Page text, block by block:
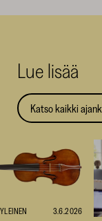
Lue lisää
Katso kaikki
YLEINEN 3.6.2026